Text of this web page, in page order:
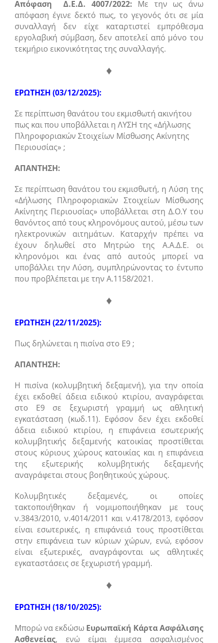
Απόφαση Δ.Ε.Δ. 4007/2022: Με την ως άνω
απόφαση έγινε δεκτό πως, το γεγονός ότι σε μία
συναλλαγή δεν είχε καταρτιστεί εμπρόθεσμα
εργολαβική σύμβαση, δεν αποτελεί από μόνο του
τεκμήριο εικονικότητας της συναλλαγής.
♦
ΕΡΩΤΗΣΗ (03/12/2025):
Σε περίπτωση θανάτου του εκμισθωτή ακινήτου
πως και που υποβάλλεται η ΛΥΣΗ της «Δήλωσης
Πληροφοριακών Στοιχείων Μίσθωσης Ακίνητης
Περιουσίας» ;
ΑΠΑΝΤΗΣΗ:
Σε περίπτωση θανάτου του εκμισθωτή, η Λύση της
«Δήλωσης Πληροφοριακών Στοιχείων Μίσθωσης
Ακίνητης Περιουσίας» υποβάλλεται στη Δ.Ο.Υ του
θανόντος από τους κληρονόμους αυτού, μέσω των
ηλεκτρονικών αιτημάτων. Καταρχήν πρέπει να
έχουν δηλωθεί στο Μητρώο της Α.Α.Δ.Ε. οι
κληρονόμοι και ένας από αυτούς μπορεί να
υποβάλλει την Λύση, συμπληρώνοντας το έντυπο
που προβλέπεται με την Α.1158/2021.
♦
ΕΡΩΤΗΣΗ (22/11/2025):
Πως δηλώνεται η πισίνα στο Ε9 ;
ΑΠΑΝΤΗΣΗ:
Η πισίνα (κολυμβητική δεξαμενή), για την οποία
έχει εκδοθεί άδεια ειδικού κτιρίου, αναγράφεται
στο Ε9 σε ξεχωριστή γραμμή ως αθλητική
εγκατάσταση (κωδ.11). Εφόσον δεν έχει εκδοθεί
άδεια ειδικού κτιρίου, η επιφάνεια εσωτερικής
κολυμβητικής δεξαμενής κατοικίας προστίθεται
στους κύριους χώρους κατοικίας και η επιφάνεια
της εξωτερικής κολυμβητικής δεξαμενής
αναγράφεται στους βοηθητικούς χώρους.
Κολυμβητικές δεξαμενές, οι οποίες
τακτοποιήθηκαν ή νομιμοποιήθηκαν με τους
ν.3843/2010, ν.4014/2011 και ν.4178/2013, εφόσον
είναι εσωτερικές, η επιφάνειά τους προστίθεται
στην επιφάνεια των κύριων χώρων, ενώ, εφόσον
είναι εξωτερικές, αναγράφονται ως αθλητικές
εγκαταστάσεις σε ξεχωριστή γραμμή.
♦
ΕΡΩΤΗΣΗ (18/10/2025):
Μπορώ να εκδώσω Ευρωπαϊκή Κάρτα Ασφάλισης
Ασθενείας, ενώ είμαι έμμεσα ασφαλισμένος